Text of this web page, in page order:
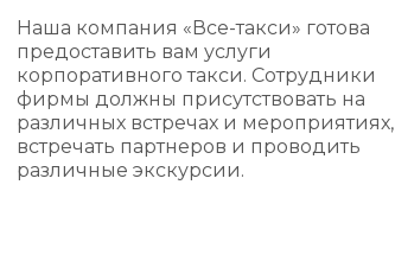
Наша компания «Все-такси» готова
предоставить вам услуги
корпоративного такси. Сотрудники
фирмы должны присутствовать на
различных встречах и мероприятиях,
встречать партнеров и проводить
различные экскурсии.